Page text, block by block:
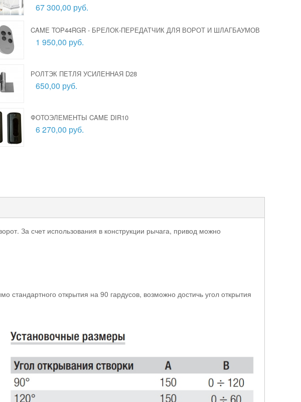
67 300,00 руб.
CAME TOP44RGR - БРЕЛОК-ПЕРЕДАТЧИК ДЛЯ ВОРОТ И ШЛАГБАУМОВ
1 950,00 руб.
РОЛТЭК ПЕТЛЯ УСИЛЕННАЯ D28
650,00 руб.
ФОТОЭЛЕМЕНТЫ CAME DIR10
6 270,00 руб.
За счет использования в конструкции рычага, привод можно
стандартного открытия на 90 гардусов, возможно достичь угол открытия